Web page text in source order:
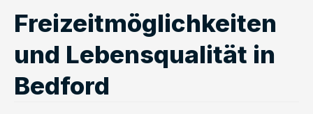
Freizeitmöglichkeiten
und Lebensqualität in
Bedford